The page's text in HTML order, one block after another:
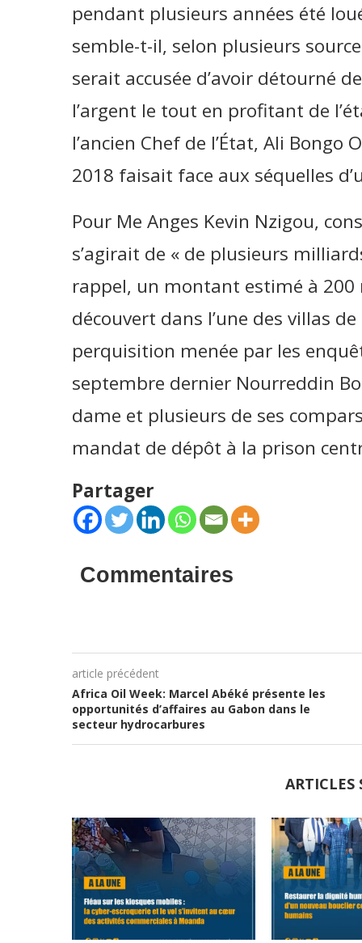
pendant plusieurs années été
semble-t-il, selon plusieurs
serait accusée d’avoir détourné
l’argent le tout en profitant de
l’ancien Chef de l’État, Ali
2018 faisait face aux séquelles
Pour Me Anges Kevin Nzigou,
s’agirait de « de plusieurs
rappel, un montant estimé à 200
découvert dans l’une des villas
perquisition menée par les
septembre dernier Nourreddin
dame et plusieurs de ses
mandat de dépôt à la prison
Partager
Commentaires
article précédent
Africa Oil Week: Marcel Abéké présente les
opportunités d’affaires au Gabon dans le
secteur hydrocarbures
ARTICLES